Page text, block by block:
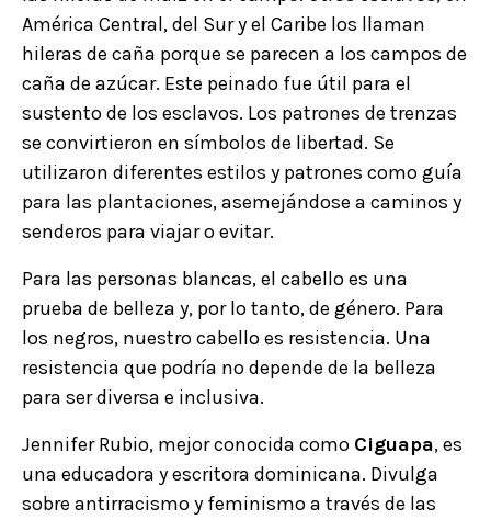
América Central, del Sur y el Caribe los llaman
hileras de caña porque se parecen a los campos de
caña de azúcar. Este peinado fue útil para el
sustento de los esclavos. Los patrones de trenzas
se convirtieron en símbolos de libertad. Se
utilizaron diferentes estilos y patrones como guía
para las plantaciones, asemejándose a caminos y
senderos para viajar o evitar.
Para las personas blancas, el cabello es una
prueba de belleza y, por lo tanto, de género. Para
los negros, nuestro cabello es resistencia. Una
resistencia que podría no depende de la belleza
para ser diversa e inclusiva.
Jennifer Rubio, mejor conocida como Ciguapa, es
una educadora y escritora dominicana. Divulga
sobre antirracismo y feminismo a través de las